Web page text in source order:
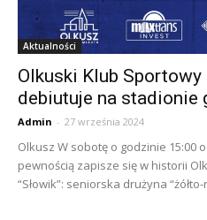
Aktualności
Olkuski Klub Sportowy
debiutuje na stadionie
Admin - 27 września 2024
Olkusz W sobotę o godzinie 15:00
pewnością zapisze się w historii
“Słowik”: seniorska drużyna